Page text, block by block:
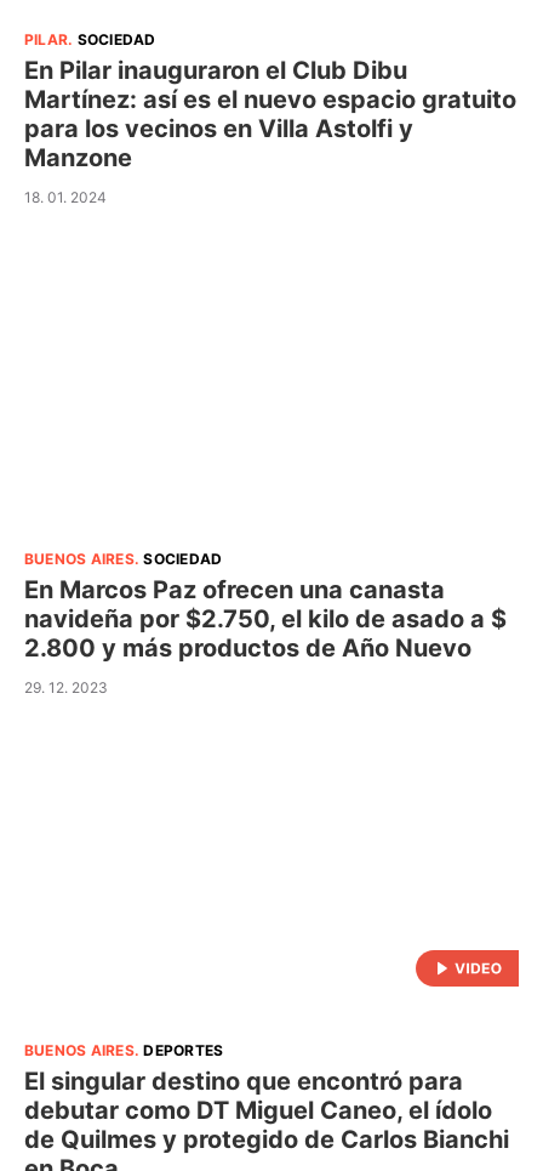
PILAR. SOCIEDAD
En Pilar inauguraron el Club Dibu
Martínez: así es el nuevo espacio gratuito
para los vecinos en Villa Astolfi y
Manzone
18. 01. 2024
BUENOS AIRES.SOCIEDAD
En Marcos Paz ofrecen una canasta
navideña por $2.750, el kilo de asado a $
2.800 y más productos de Año Nuevo
29. 12. 2023
BUENOS AIRES.DEPORTES
El singular destino que encontró para
debutar como DT Miguel Caneo, el ídolo
de Quilmes y protegido de Carlos Bianchi